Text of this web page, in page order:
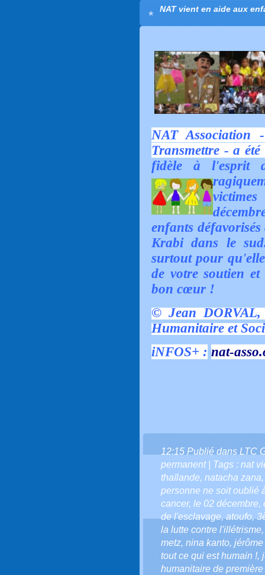
NAT vient en aide aux
NAT Association
Transmettre - a
fidèle à l'esprit
enfants
Krabi dans le
surtout pour
de votre soutien
bon cœur !
© Jean
Humanitaire et
iNFOS+ : nat-
12:15 Publié dans LTC
permanent| Tags : nat
thaïlande, natacha zana
personne ne soit oublié
cancer, le 02 décembre,
de l'esclavage,atoufo,
la lutte contre l'illétrisme
metz, nina kanto,
tout ce qui est humain !,
humanitaire de